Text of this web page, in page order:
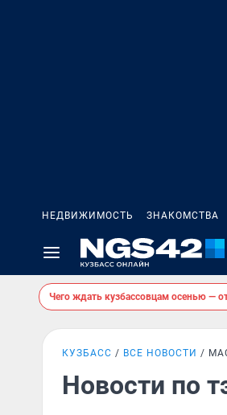
НЕДВИЖИМОСТЬ ЗНАКОМСТВА
Чего ждать кузбассовцам осенью —
КУЗБАСС ВСЕ НОВОСТИ
Новости по